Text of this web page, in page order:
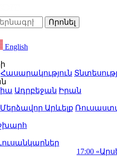
English
Հասարակություն
Ադրբեջան Իրան
Մերձավոր Արևելք
«Արսենալը»